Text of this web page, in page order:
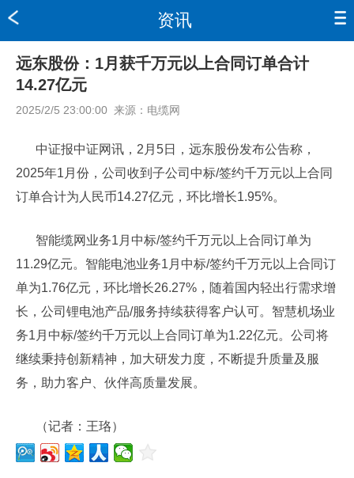
资讯
远东股份：1月获千万元以上合同订单合计
14.27亿元
2025/2/5 23:00:00 来源： 电缆网
中证报中证网讯，2月5日，远东股份发布公告称，
2025年1月份，公司收到子公司中标/签约千万元以上合同
订单合计为人民币14.27亿元，环比增长1.95%。
智能缆网业务1月中标/签约千万元以上合同订单为
11.29亿元。智能电池业务1月中标/签约千万元以上合同订
单为1.76亿元，环比增长26.27%，随着国内轻出行需求增
长，公司锂电池产品/服务持续获得客户认可。智慧机场业
务1月中标/签约千万元以上合同订单为1.22亿元。公司将
继续秉持创新精神，加大研发力度，不断提升质量及服
务，助力客户、伙伴高质量发展。
（记者：王珞）